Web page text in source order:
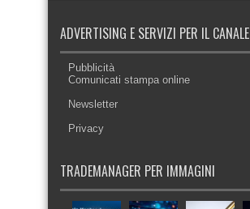
ADVERTISING E SERVIZI PER IL
Pubblicità
Comunicati stampa online
Newsletter
Privacy
TRADEMANAGER PER IMMAGINI